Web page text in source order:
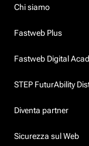
Chi siamo
Fastweb Plus
Fastweb Digital
STEP FuturAbility
Diventa partner
Sicurezza sul Web